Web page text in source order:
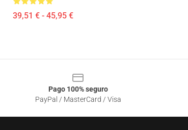
39,51 € - 45,95 €
Pago 100% seguro
PayPal / MasterCard / Visa